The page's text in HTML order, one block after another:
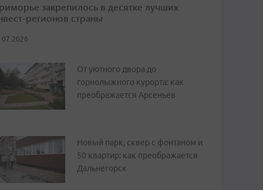
закрепилось в десятке лучших
регионов страны
От уютного двора до
горнолыжного курорта: как
преображается Арсеньев
Новый парк, сквер с фонтаном и
50 квартир: как преображается
Дальнегорск